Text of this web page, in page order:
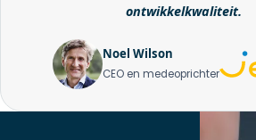
ontwikkelkwaliteit.
Noel Wilson
CEO en medeoprichter